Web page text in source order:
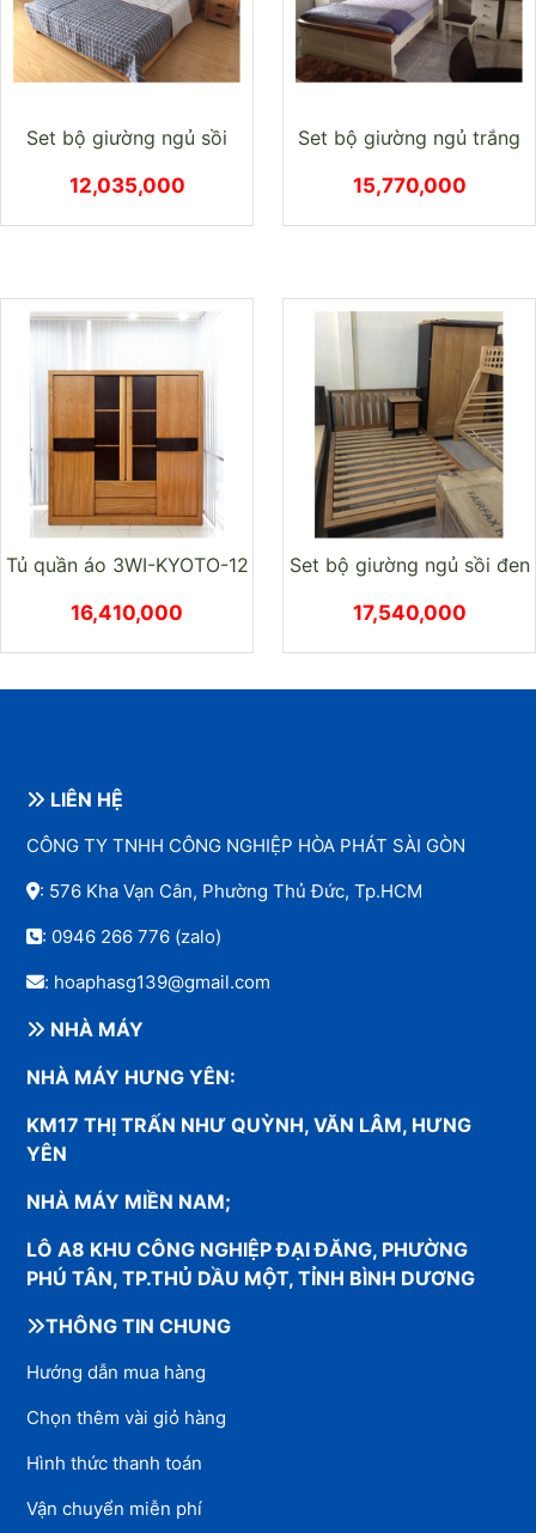
Set bộ giường ngủ sồi
12,035,000
Set bộ giường ngủ trắng
15,770,000
Tủ quần áo 3WI-KYOTO-12
16,410,000
Set bộ giường ngủ sồi đen
17,540,000
LIÊN HỆ
CÔNG TY TNHH CÔNG NGHIỆP HÒA PHÁT SÀI GÒN
: 576 Kha Vạn Cân, Phường Thủ Đức, Tp.HCM
: 0946 266 776 (zalo)
: hoaphasg139@gmail.com
NHÀ MÁY
NHÀ MÁY HƯNG YÊN:
KM17 THỊ TRẤN NHƯ QUỲNH, VĂN LÂM, HƯNG
YÊN
NHÀ MÁY MIỀN NAM;
LÔ A8 KHU CÔNG NGHIỆP ĐẠI ĐĂNG, PHƯỜNG
PHÚ TÂN, TP.THỦ DẦU MỘT, TỈNH BÌNH DƯƠNG
THÔNG TIN CHUNG
Hướng dẫn mua hàng
Chọn thêm vài giỏ hàng
Hình thức thanh toán
Vận chuyển miễn phí